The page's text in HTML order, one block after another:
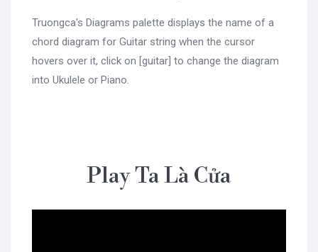
Truongca's Diagrams palette displays the name of a
chord diagram for Guitar string when the cursor
hovers over it, click on [guitar] to change the diagram
into Ukulele or Piano.
Play Ta Là Cửa